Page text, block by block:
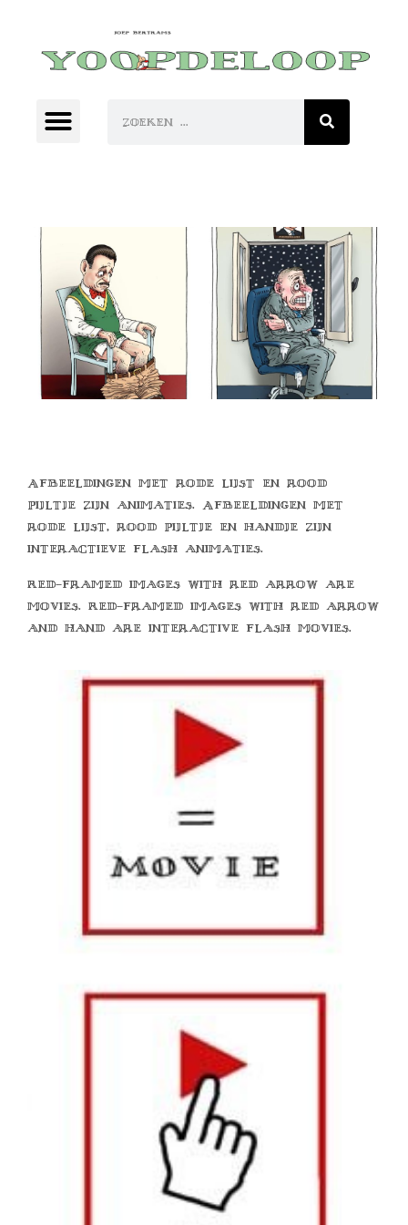
Afbeeldingen met rode lijst en rood
pijltje zijn animaties. Afbeeldingen met
rode lijst, rood pijltje en handje zijn
interactieve flash animaties.
Red-framed images with red arrow are
movies. Red-framed images with red arrow
and hand are interactive flash movies.